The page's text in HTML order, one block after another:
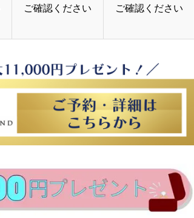
ご確認ください
ご確認ください